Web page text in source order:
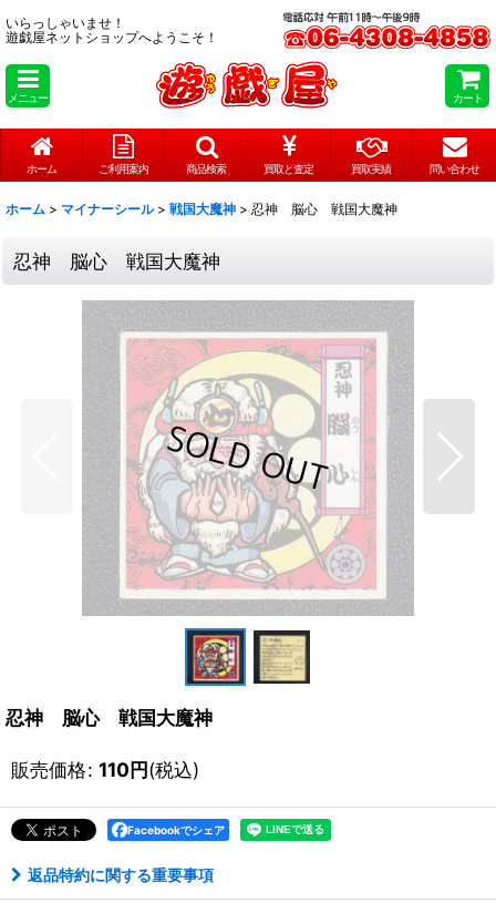
いらっしゃいませ！
遊戯屋ネットショップへようこそ！
メニュー カート
ホーム ご利用案内 商品検索 買取と査定 買取実績 問い合わせ
ホーム > マイナーシール > 戦国大魔神 > 忍神 脳心 戦国大魔神
忍神 脳心 戦国大魔神
忍神 脳心 戦国大魔神
販売価格: 110円(税込)
Facebookでシェア
返品特約に関する重要事項